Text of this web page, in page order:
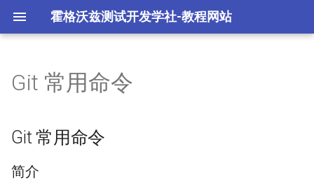
霍格沃兹测试开发学社-教程网站
Git 常用命令
简介
基于 Git 的远程仓库
Gitlab 实战
Github 实战
Gitee 实战
Git log 分析与检索
分支管理策略
Git 合并与冲突
Git不同网站配置不同ssh秘钥
Git 常用命令
Git 常用命令
简介